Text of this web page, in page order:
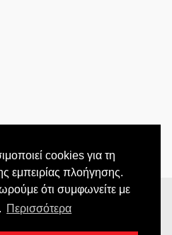
cookies για τη
εμπειρίας πλοήγησης.
ότι συμφωνείτε με
Περισσότερα
JOY market